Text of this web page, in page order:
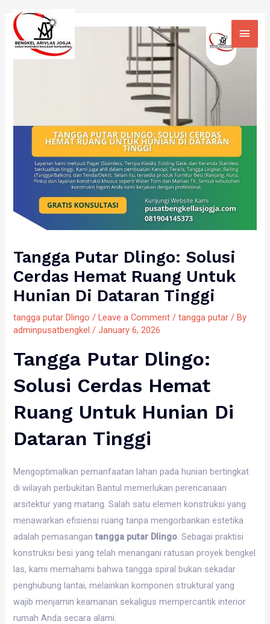
content
Tangga Putar Dlingo: Solusi
Cerdas Hemat Ruang Untuk
Hunian Di Dataran Tinggi
tangga putar Dlingo /Leave a Comment /tangga putar / By
adminpusatbengkel/January 6, 2026
Tangga Putar Dlingo:
Solusi Cerdas Hemat
Ruang Untuk Hunian Di
Dataran Tinggi
Mengoptimalkan pemanfaatan lahan pada hunian bertingkat
di wilayah perbukitan Bantul memerlukan perencanaan
arsitektur yang matang. Salah satu elemen konstruksi yang
menawarkan efisiensi ruang tanpa mengorbankan estetika
adalah pemasangantangga putar Dlingo . Sebagai praktisi
konstruksi besi yang telah menangani ratusan proyek bengkel
las, kami memahami bahwa tangga spiral bukan sekadar
penghubung lantai, melainkan komponen struktural yang
wajib menjamin keamanan sekaligus mempercantik interior
rumah Anda secara alami.